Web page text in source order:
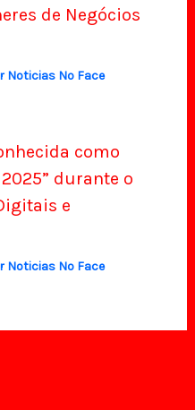
de Negócios
Noticias No Face
como
durante o
e
Noticias No Face